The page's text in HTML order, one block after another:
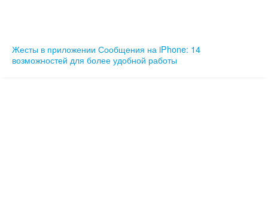
Жесты в приложении Сообщения на iPhone: 14
возможностей для более удобной работы